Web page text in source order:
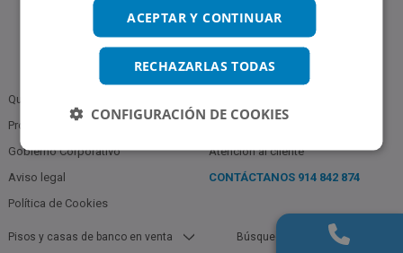
Quiénes somos
Profesionales
Gobierno Corporativo
Aviso legal
Política de Cookies
Atención al cliente
CONTÁCTANOS 914 842 874
Pisos y casas de banco en venta Búsquedas populares
ACEPTAR Y CONTINUAR
RECHAZARLAS TODAS
CONFIGURACIÓN DE COOKIES